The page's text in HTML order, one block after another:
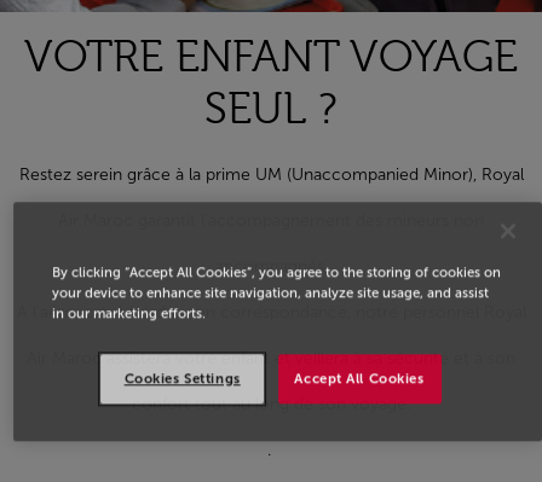
VOTRE ENFANT VOYAGE
SEUL ?
Restez serein grâce à la prime UM (Unaccompanied Minor), Royal
accompagnés.
A l'aéroport, à bord ou en correspondance, notre personnel Royal
Air Maroc assistera votre enfant et veillera à sa sécurité et à son
confort tout au long de son voyage.
.
By clicking “Accept All Cookies”, you agree to the storing of cookies on
your device to enhance site navigation, analyze site usage, and assist
in our marketing efforts.
Accept All Cookies
Cookies Settings